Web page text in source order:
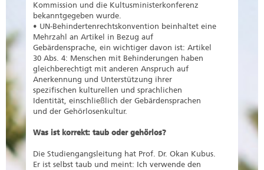
Kommission und die Kultusministerkonferenz
bekanntgegeben wurde.
• UN-Behindertenrechtskonvention beinhaltet eine
Mehrzahl an Artikel in Bezug auf
Gebärdensprache, ein wichtiger davon ist: Artikel
30 Abs. 4: Menschen mit Behinderungen haben
gleichberechtigt mit anderen Anspruch auf
Anerkennung und Unterstützung ihrer
spezifischen kulturellen und sprachlichen
Identität, einschließlich der Gebärdensprachen
und der Gehörlosenkultur.
Was ist korrekt: taub oder gehörlos?
Die Studiengangsleitung hat Prof. Dr. Okan Kubus.
Er ist selbst taub und meint: Ich verwende den